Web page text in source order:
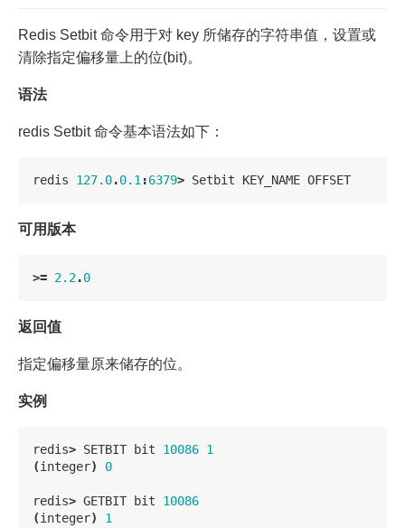
Redis Setbit 命令用于对 key 所储存的字符串值，设置或
清除指定偏移量上的位(bit)。
语法
redis Setbit 命令基本语法如下：
redis 127.0.0.1 :6379> Setbit KEY_NAME OFFSET
可用版本
>= 2.2.0
返回值
指定偏移量原来储存的位。
实例
redis> SETBIT bit 10086 1
(integer) 0
redis> GETBIT bit
10086
(integer) 1